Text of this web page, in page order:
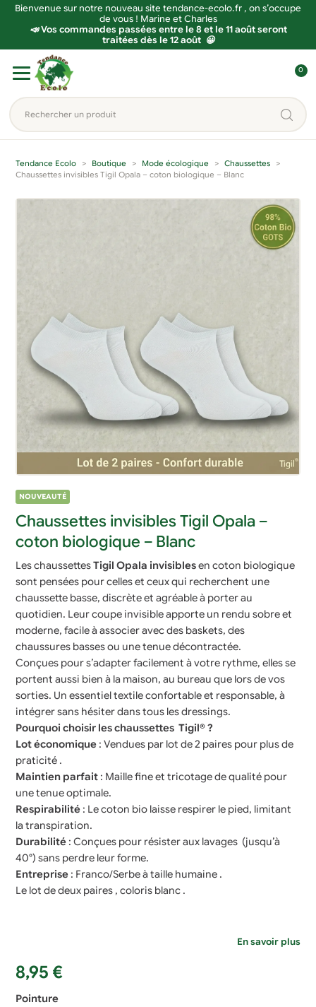
Bienvenue sur notre nouveau site tendance-ecolo.fr , on s’occupe
de vous ! Marine et Charles
📣 Vos commandes passées entre le 8 et le 11 août seront
traitées dès le 12 août 😀
navigation
contenu
Rechercher
un
produit...
o
n
o
n
0
Tendance Ecolo Boutique Mode écologique
Chaussettes
Chaussettes invisibles Tigil Opala – coton biologique – Blanc
NOUVEAUTÉ
Chaussettes invisibles Tigil Opala –
coton biologique – Blanc
Les chaussettesTigil Opala invisiblesen coton biologique
sont pensées pour celles et ceux qui recherchent une
chaussette basse, discrète et agréable à porter au
quotidien. Leur coupe invisible apporte un rendu sobre et
moderne, facile à associer avec des baskets, des
chaussures basses ou une tenue décontractée.
Conçues pour s’adapter facilement à votre rythme, elles se
portent aussi bien à la maison, au bureau que lors de vos
sorties. Un essentiel textile confortable et responsable, à
intégrer sans hésiter dans tous les dressings.
Pourquoi choisir les chaussettes Tigil® ?
Lot économique : Vendues par lot de 2 paires pour plus de
praticité .
Maintien parfait : Maille fine et tricotage de qualité pour
une tenue optimale.
Respirabilité : Le coton bio laisse respirer le pied, limitant
la transpiration.
Durabilité : Conçues pour résister aux lavages (jusqu’à
40°) sans perdre leur forme.
Entreprise : Franco/Serbe à taille humaine .
Le lot de deux paires , coloris blanc .
En savoir plus
8,95 €
Pointure